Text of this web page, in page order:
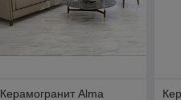
Керамогранит Alma